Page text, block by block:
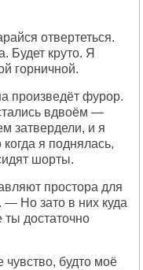
отвертеться.
Будет круто. Я
горничной.
произведёт фурор.
вдвоём —
затвердели, и я
я поднялась,
шорты.
простора для
Но зато в них куда
ты достаточно
чувство, будто моё